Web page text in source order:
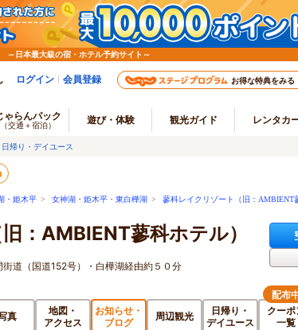
日本最大級の宿・ホテル予約サイト～
ログイン 会員登録 お得な特典をみる
ゃらんパック
（交通＋宿泊） 遊び・体験 観光ガイド レンタカ
日帰り・デイユース
・姫木平 > 女神湖・姫木平・東白樺湖 > 蓼科レイクリゾート（旧：AMBIENT
：AMBIENT蓼科ホテル）
道（国道152号）・白樺湖経由約５０分
真
地図・
アクセス
お知らせ・
ブログ
周辺観光
日帰り・
デイユース
クーポ
一覧
配布